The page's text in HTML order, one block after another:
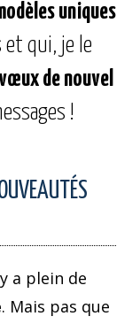
uniques
et qui, je le
de nouvel
!
a plein de
. Mais pas que